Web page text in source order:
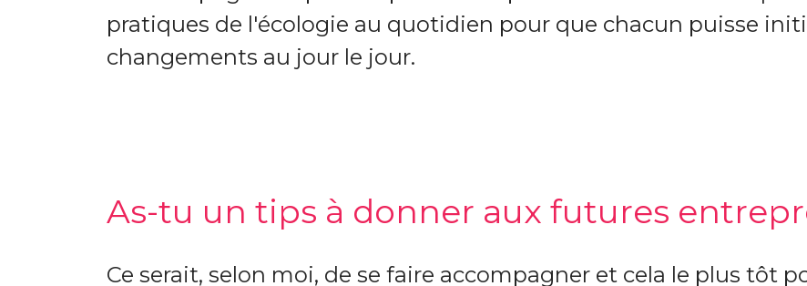
pratiques de l'écologie au quotidien pour que chacun puisse
changements au jour le jour.
As-tu un tips à donner aux futures
Ce serait, selon moi, de se faire accompagner et cela le plus tôt